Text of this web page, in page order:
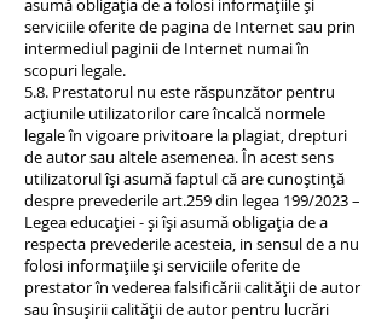
asumă obligația de a folosi informațiile și
serviciile oferite de pagina de Internet sau prin
intermediul paginii de Internet numai în
scopuri legale.
5.8. Prestatorul nu este răspunzător pentru
acțiunile utilizatorilor care încalcă normele
legale în vigoare privitoare la plagiat, drepturi
de autor sau altele asemenea. În acest sens
utilizatorul își asumă faptul că are cunoștință
despre prevederile art.259 din legea 199/2023 –
Legea educației - și își asumă obligația de a
respecta prevederile acesteia, in sensul de a nu
folosi informațiile și serviciile oferite de
prestator în vederea falsificării calității de autor
sau însușirii calității de autor pentru lucrări